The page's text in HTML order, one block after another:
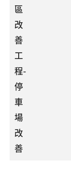
區
改
善
工
程-
停
車
場
改
善